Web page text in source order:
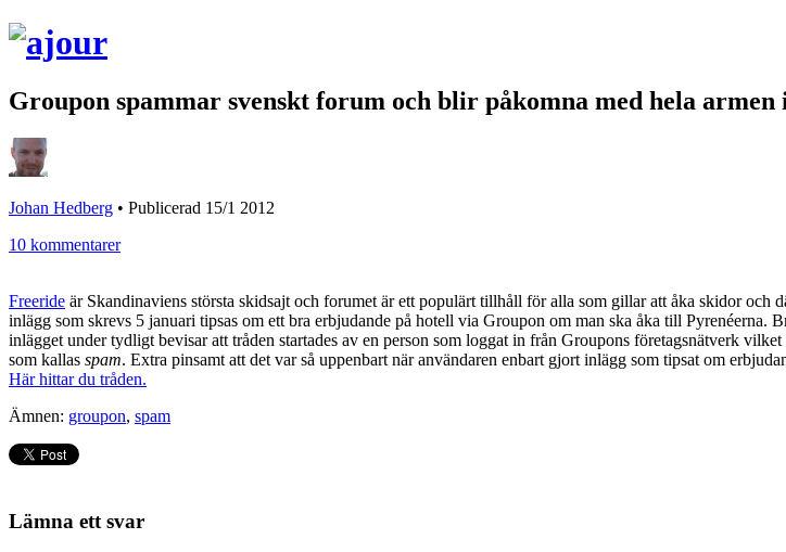
Groupon spammar svenskt forum och blir påkomna med hela
Johan Hedberg • Publicerad 15/1 2012
10 kommentarer
Freeride är Skandinaviens största skidsajt och forumet är ett populärt tillhåll för alla som gillar att åka skidor och
inlägg som skrevs 5 januari tipsas om ett bra erbjudande på hotell via Groupon om man ska åka till
inlägget under tydligt bevisar att tråden startades av en person som loggat in från Groupons företagsnätverk
som kallas spam. Extra pinsamt att det var så uppenbart när användaren enbart gjort inlägg som tipsat om
Här hittar du tråden.
Ämnen: groupon, spam
Lämna ett svar